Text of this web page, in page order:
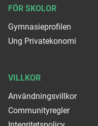
FÖR SKOLOR
Gymnasieprofilen
Ung Privatekonomi
VILLKOR
Användningsvillkor
Communityregler